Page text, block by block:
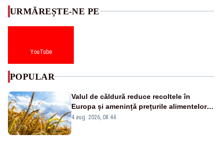
URMĂREȘTE-NE PE
YouTube
POPULAR
Valul de căldură reduce recoltele în
Europa și amenință prețurile alimentelor.
Ce avantaj are România
4 aug. 2026, 08:44